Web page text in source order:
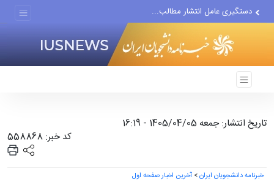
دستگیری عامل انتشار مطالب...
ضربه مغزی بیش از ۷۰۰ نظامی...
تاریخ انتشار: جمعه 1405/04/05 - 16:19
کد خبر: 558868
خبرنامه دانشجویان ایران> آخرین اخبار صفحه اول